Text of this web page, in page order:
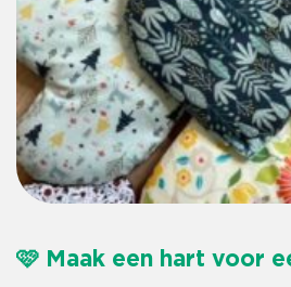
🩷 Maak een hart voor